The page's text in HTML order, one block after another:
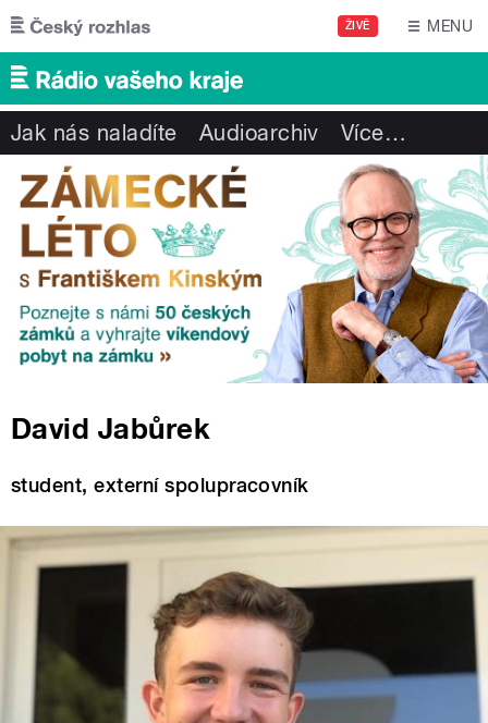
Přejít k hlavnímu obsahu
ŽIVĚ MENU
Jak nás naladíte Audioarchiv Více…
David Jabůrek
student, externí spolupracovník